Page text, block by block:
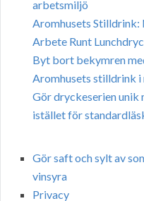
arbetsmiljö
Aromhusets Stilldrink:
Arbete Runt
Byt bort bekymren
Aromhusets stilldrink i
Gör dryckeserien unik
istället för
Gör saft och sylt av
vinsyra
Privacy